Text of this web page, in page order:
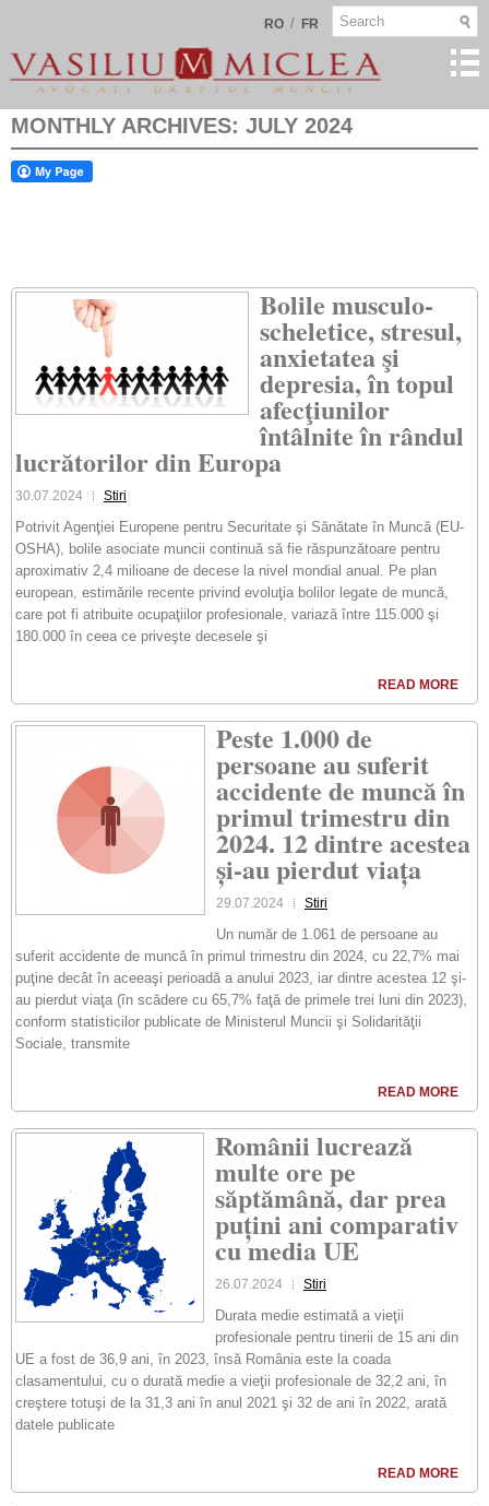
RO / FR
MONTHLY ARCHIVES: JULY 2024
Bolile musculo-
scheletice, stresul,
anxietatea şi
depresia, în topul
afecţiunilor
întâlnite în rândul
lucrătorilor din Europa
30.07.2024 Stiri
Potrivit Agenţiei Europene pentru Securitate şi Sănătate în Muncă (EU-
OSHA), bolile asociate muncii continuă să fie răspunzătoare pentru
aproximativ 2,4 milioane de decese la nivel mondial anual. Pe plan
european, estimările recente privind evoluţia bolilor legate de muncă,
care pot fi atribuite ocupaţiilor profesionale, variază între 115.000 şi
180.000 în ceea ce priveşte decesele şi
READ MORE
Peste 1.000 de
persoane au suferit
accidente de muncă în
primul trimestru din
2024. 12 dintre acestea
și-au pierdut viața
29.07.2024 Stiri
Un număr de 1.061 de persoane au
suferit accidente de muncă în primul trimestru din 2024, cu 22,7% mai
puţine decât în aceeaşi perioadă a anului 2023, iar dintre acestea 12 şi-
au pierdut viaţa (în scădere cu 65,7% faţă de primele trei luni din 2023),
conform statisticilor publicate de Ministerul Muncii şi Solidarităţii
Sociale, transmite
READ MORE
Românii lucrează
multe ore pe
săptămână, dar prea
puțini ani comparativ
cu media UE
26.07.2024 Stiri
Durata medie estimată a vieţii
profesionale pentru tinerii de 15 ani din
UE a fost de 36,9 ani, în 2023, însă România este la coada
clasamentului, cu o durată medie a vieţii profesionale de 32,2 ani, în
creştere totuşi de la 31,3 ani în anul 2021 şi 32 de ani în 2022, arată
datele publicate
READ MORE